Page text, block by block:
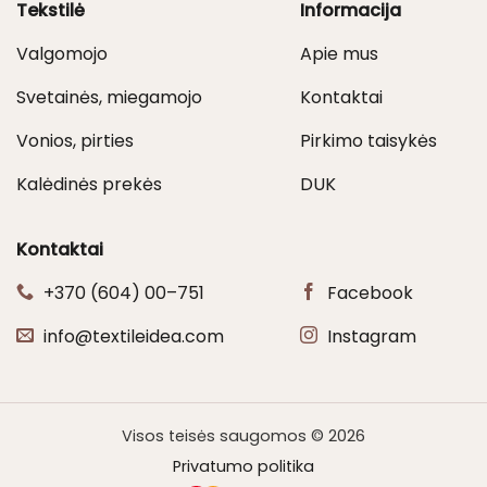
Tekstilė
Valgomojo
Svetainės, miegamojo
Vonios, pirties
Kalėdinės prekės
Informacija
Apie mus
Kontaktai
Pirkimo taisykės
DUK
Kontaktai
+370 (604) 00–751
info@textileidea.com
Facebook
Instagram
Visos teisės saugomos © 2026
Privatumo politika